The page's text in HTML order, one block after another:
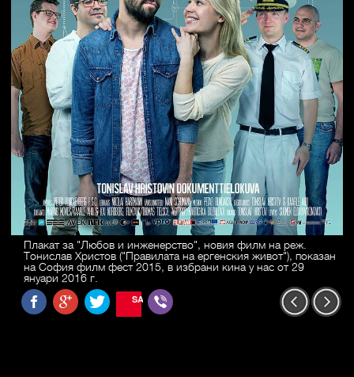
Плакат за "Любов и инженерство", новия филм на реж.
Тонислав Христов ("Правилата на ергенския живот"), показан
на София филм фест 2015, в избрани кина у нас от 29
януари 2016 г.
SAVE